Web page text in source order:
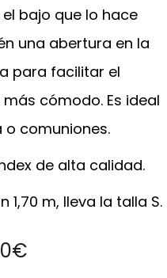
bajo que lo hace
una abertura en la
para facilitar el
cómodo. Es ideal
comuniones.
de alta calidad.
m, lleva la talla S.
€